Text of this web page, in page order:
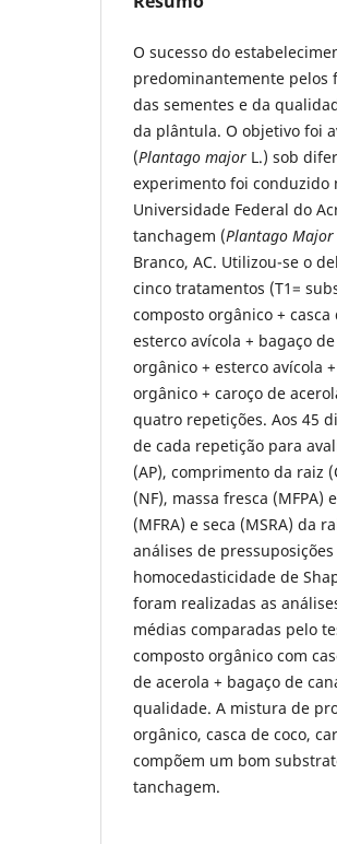
O sucesso do
predominantemente pelos
das sementes e da
da plântula. O objetivo foi
(Plantago major L.) sob
experimento foi conduzido
Universidade Federal do
tanchagem (Plantago Major
Branco, AC. Utilizou-se o
cinco tratamentos (T1=
composto orgânico +
esterco avícola + bagaço
orgânico + esterco avícola
orgânico + caroço de
quatro repetições. Aos 45
de cada repetição para
(AP), comprimento da raiz
(NF), massa fresca (MFPA)
(MFRA) e seca (MSRA) da
análises de
homocedasticidade de
foram realizadas as
médias comparadas pelo
composto orgânico com
de acerola + bagaço de
qualidade. A mistura de
orgânico, casca de coco,
compõem um bom
tanchagem.